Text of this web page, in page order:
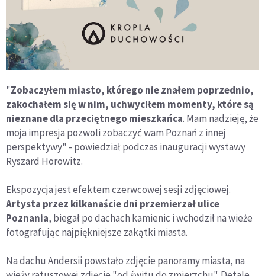
"Zobaczyłem miasto, którego nie znałem poprzednio,
zakochałem się w nim, uchwyciłem momenty, które są
nieznane dla przeciętnego mieszkańca. Mam nadzieję, że
moja impresja pozwoli zobaczyć wam Poznań z innej
perspektywy" - powiedział podczas inauguracji wystawy
Ryszard Horowitz.
Ekspozycja jest efektem czerwcowej sesji zdjęciowej.
Artysta przez kilkanaście dni przemierzał ulice
Poznania, biegał po dachach kamienic i wchodził na wieże
fotografując najpiękniejsze zakątki miasta.
Na dachu Andersii powstało zdjęcie panoramy miasta, na